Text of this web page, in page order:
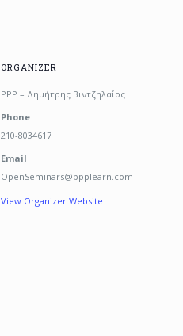
ORGANIZER
PPP – Δημήτρης Βιντζηλαίος
Phone
210-8034617
Email
OpenSeminars@ppplearn.com
View Organizer Website